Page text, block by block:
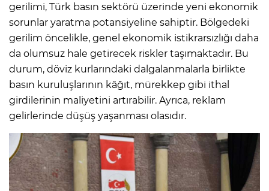
gerilimi, Türk basın sektörü üzerinde yeni ekonomik
sorunlar yaratma potansiyeline sahiptir. Bölgedeki
gerilim öncelikle, genel ekonomik istikrarsızlığı daha
da olumsuz hale getirecek riskler taşımaktadır. Bu
durum, döviz kurlarındaki dalgalanmalarla birlikte
basın kuruluşlarının kâğıt, mürekkep gibi ithal
girdilerinin maliyetini artırabilir. Ayrıca, reklam
gelirlerinde düşüş yaşanması olasıdır.